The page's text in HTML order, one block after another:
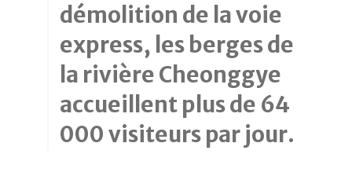
démolition de la voie
express, les berges de
la rivière Cheonggye
accueillent plus de 64
000 visiteurs par jour.